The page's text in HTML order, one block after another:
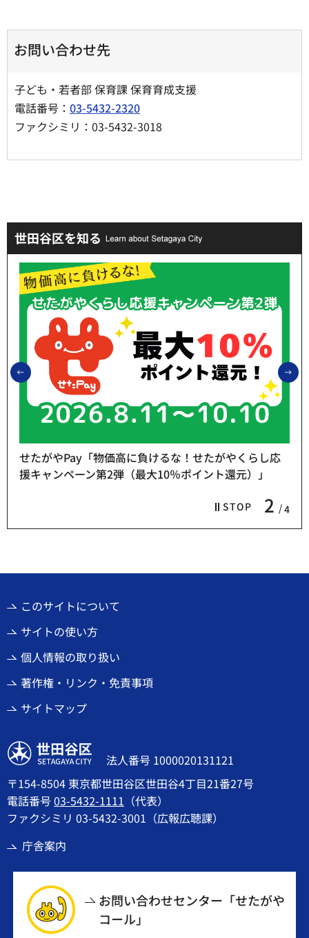
お問い合わせ先
子ども・若者部 保育課 保育育成支援
電話番号： 03-5432-2320
ファクシミリ：03-5432-3018
世田谷区を知る
前のスライドを表示
STOP 2 4
せたがやPay「物価高に負けるな！せたがやくらし応
援キャンペーン第2弾（最大10％ポイント還元）」
このサイトについて
サイトの使い方
個人情報の取り扱い
著作権・リンク・免責事項
サイトマップ
世田谷区
法人番号 1000020131121
〒154-8504 東京都世田谷区世田谷4丁目21番27号
電話番号03-5432-1111 （代表）
ファクシミリ 03-5432-3001（広報広聴課）
庁舎案内
お問い合わせセンター「せたがや
コール」